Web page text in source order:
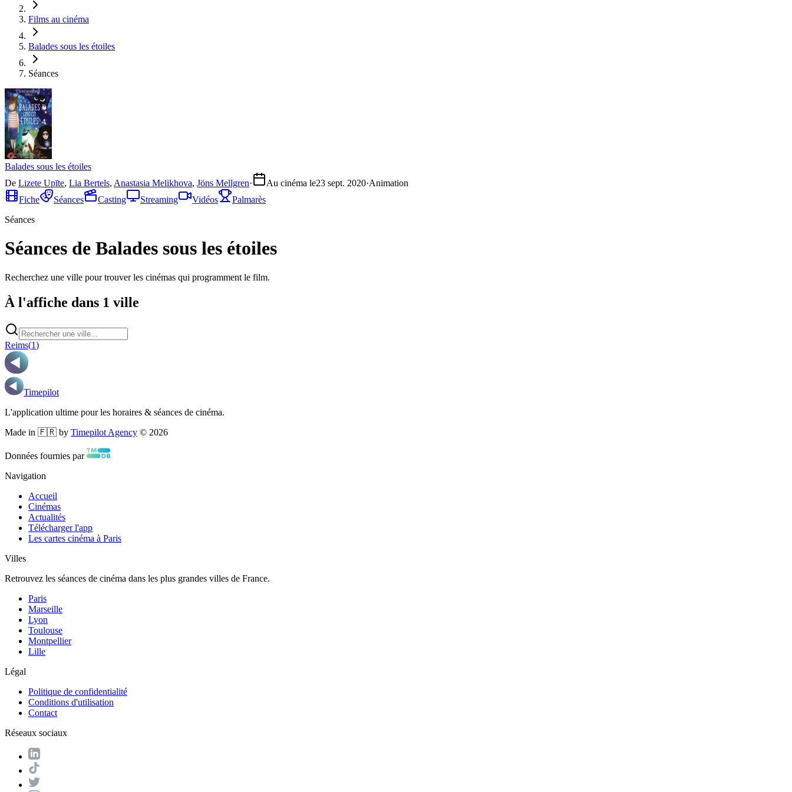
Films au cinéma
Balades sous les étoiles
Séances
Balades sous les étoiles
De Lizete Upīte, Lia Bertels, Anastasia Melikhova, Jöns Mellgren· Au cinéma le23 sept. 2020·Animation
Fiche
Séances Casting Streaming Vidéos
Palmarès
Séances
Séances de Balades sous les étoiles
Recherchez une ville pour trouver les cinémas qui programment le film.
À l'affiche dans 1 ville
Reims(1)
Timepilot
L'application ultime pour les horaires & séances de cinéma.
Made in 🇫🇷 by Timepilot Agency © 2026
Données fournies par
Navigation
Accueil
Cinémas
Actualités
Télécharger l'app
Les cartes cinéma à Paris
Villes
Retrouvez les séances de cinéma dans les plus grandes villes de France.
Paris
Marseille
Lyon
Toulouse
Montpellier
Lille
Légal
Politique de confidentialité
Conditions d'utilisation
Contact
Réseaux sociaux